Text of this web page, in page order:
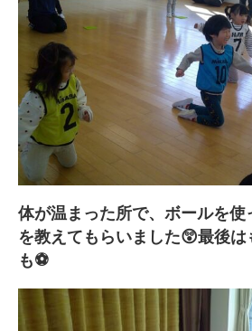
体が温まった所で、ボールを使
を教えてもらいました😲最後
も⚽